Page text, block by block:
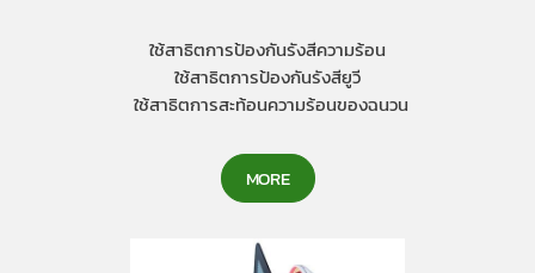
ใช้สาธิตการป้องกันรังสีความร้อน
ใช้สาธิตการป้องกันรังสียูวี
ใช้สาธิตการสะท้อนความร้อนของฉนวน
MORE